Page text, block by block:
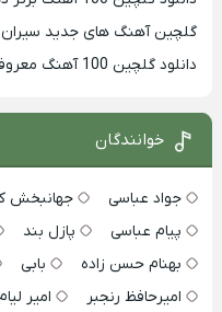
گلچین آهنگ های جدید سیران
دانلود گلچین 100 آهنگ معروف دهه 80
خوانندگان
جواد عباسی جهانبخش
پیام عباسی
پازل بند
بهنام حسن زاده
بابی
امیرحافظ رنجبر
امیر